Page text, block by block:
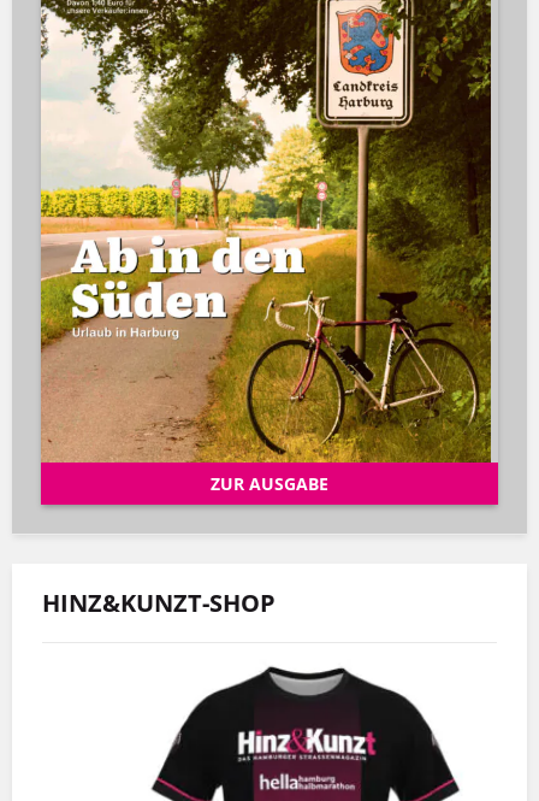
ZUR AUSGABE
HINZ&KUNZT-SHOP